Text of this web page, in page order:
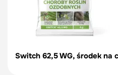
Switch 62,5 WG, środek